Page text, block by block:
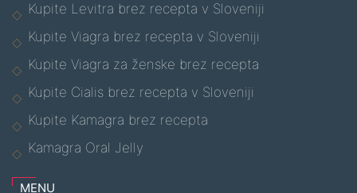
Kupite Levitra brez recepta v Sloveniji
Kupite Viagra brez recepta v Sloveniji
Kupite Viagra za ženske brez recepta
Kupite Cialis brez recepta v Sloveniji
Kupite Kamagra brez recepta
Kamagra Oral Jelly
MENU